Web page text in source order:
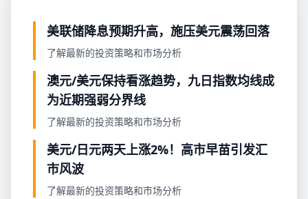
美联储降息预期升高，施压美元震荡回落
了解最新的投资策略和市场分析
澳元/美元保持看涨趋势，九日指数均线成
为近期强弱分界线
了解最新的投资策略和市场分析
美元/日元两天上涨2%！高市早苗引发汇
市风波
了解最新的投资策略和市场分析